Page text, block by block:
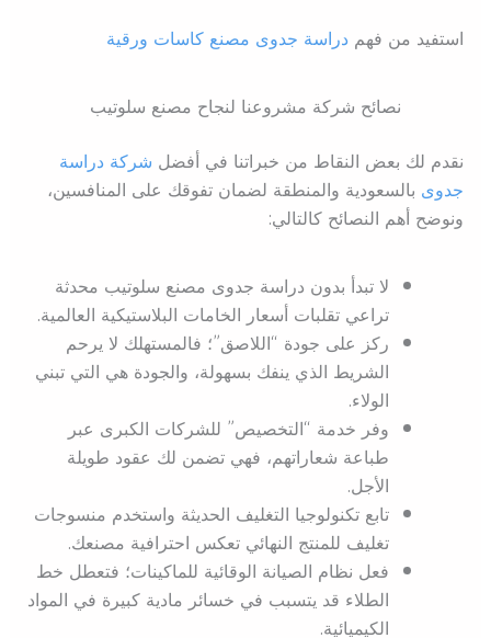
استفيد من فهم دراسة جدوى مصنع كاسات ورقية
نصائح شركة مشروعنا لنجاح مصنع سلوتيب
نقدم لك بعض النقاط من خبراتنا في أفضل شركة دراسة
جدوىبالسعودية والمنطقة لضمان تفوقك على المنافسين،
ونوضح أهم النصائح كالتالي:
لا تبدأ بدون دراسة جدوى مصنع سلوتيب محدثة
تراعي تقلبات أسعار الخامات البلاستيكية العالمية.
ركز على جودة “اللاصق”؛ فالمستهلك لا يرحم
الشريط الذي ينفك بسهولة، والجودة هي التي تبني
الولاء.
وفر خدمة “التخصيص” للشركات الكبرى عبر
طباعة شعاراتهم، فهي تضمن لك عقود طويلة
الأجل.
تابع تكنولوجيا التغليف الحديثة واستخدم منسوجات
تغليف للمنتج النهائي تعكس احترافية مصنعك.
فعل نظام الصيانة الوقائية للماكينات؛ فتعطل خط
الطلاء قد يتسبب في خسائر مادية كبيرة في المواد
الكيميائية.